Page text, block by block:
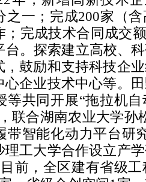
之一；完成200家（
；完成技术合同成交
台。探索建立高校、
鼓励和支持科技企
企业技术中心等。
等共同开展“拖拉机
联合湖南农业大学孙
带智能化动力平台研
理工大学合作设立产
前，全区建有省级